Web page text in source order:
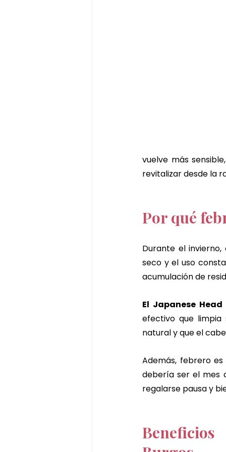
vuelve más
revitalizar desde la
Por qué
Durante el
seco y el uso
acumulación de
El Japanese
efectivo que limpia
natural y que el
Además, febrero
debería ser el mes
regalarse pausa y